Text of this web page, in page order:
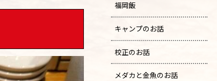
福岡飯
キャンプのお話
校正のお話
メダカと金魚のお話